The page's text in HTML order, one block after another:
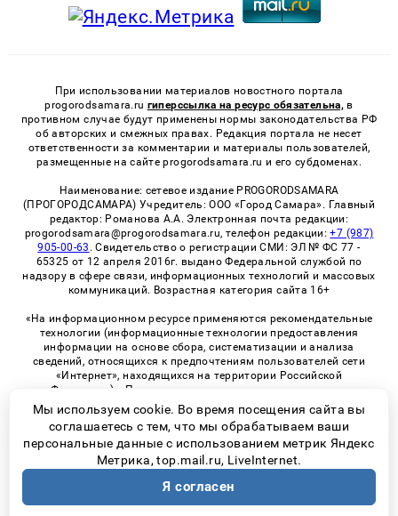
При использовании материалов новостного портала
progorodsamara.ru гиперссылка на ресурс обязательна, в
противном случае будут применены нормы законодательства РФ
об авторских и смежных правах. Редакция портала не несет
ответственности за комментарии и материалы пользователей,
размещенные на сайте progorodsamara.ru и его субдоменах.
Наименование: сетевое издание PROGORODSAMARA
(ПРОГОРОДСАМАРА) Учредитель: ООО «Город Самара». Главный
редактор: Романова А.А. Электронная почта редакции:
progorodsamara@progorodsamara.ru, телефон редакции:+7 (987)
905-00-63 . Свидетельство о регистрации СМИ: ЭЛ № ФС 77 -
65325 от 12 апреля 2016г. выдано Федеральной службой по
надзору в сфере связи, информационных технологий и массовых
коммуникаций. Возрастная категория сайта 16+
«На информационном ресурсе применяются рекомендательные
технологии (информационные технологии предоставления
информации на основе сбора, систематизации и анализа
сведений, относящихся к предпочтениям пользователей сети
«Интернет», находящихся на территории Российской
Федерации)». Правила применения рекомендательных
технологий в виджетах рекламно-обменной сети
«СМИ2» (PDF)
© 2026 «ProGorodSamara» | Все права защищены
Возрастная категория сайта 16+
Политика конфиденциальности
Мы используем cookie. Во время посещения сайта вы
соглашаетесь с тем, что мы обрабатываем ваши
персональные данные с использованием метрик Яндекс
Метрика, top.mail.ru, LiveInternet.
Я согласен